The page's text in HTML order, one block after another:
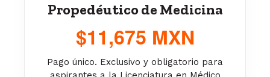
Propedéutico de Medicina
$11,675 MXN
Pago único. Exclusivo y obligatorio para